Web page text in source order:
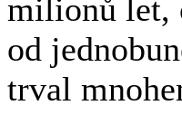
milionů let,
od
trval